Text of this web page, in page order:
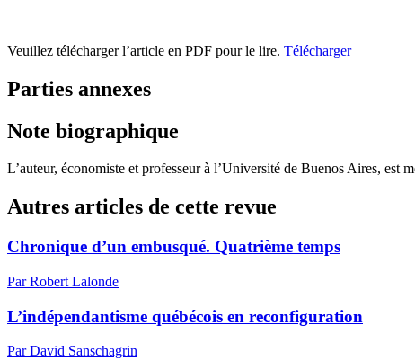
Veuillez télécharger l’article en PDF pour le lire. Télécharger
Parties annexes
Note biographique
L’auteur, économiste et professeur à l’Université de Buenos Aires, est
Autres articles de cette revue
Chronique d’un embusqué. Quatrième temps
Par Robert Lalonde
L’indépendantisme québécois en reconfiguration
Par David Sanschagrin